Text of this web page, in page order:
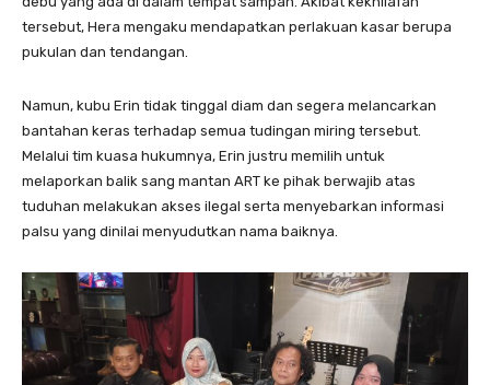
tersebut, Hera mengaku mendapatkan perlakuan kasar berupa
pukulan dan tendangan.
​Namun, kubu Erin tidak tinggal diam dan segera melancarkan
bantahan keras terhadap semua tudingan miring tersebut.
Melalui tim kuasa hukumnya, Erin justru memilih untuk
melaporkan balik sang mantan ART ke pihak berwajib atas
tuduhan melakukan akses ilegal serta menyebarkan informasi
palsu yang dinilai menyudutkan nama baiknya.